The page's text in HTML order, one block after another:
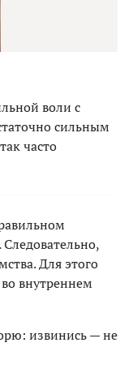
воли с
сильным
часто
Для этого
внутреннем
извинись — не